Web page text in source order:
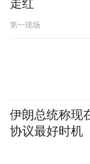
涡扇发动机
歼-35首次走
展上，正是那
让世界清晰
走红
第一现场
伊朗总统称现
协议最好时机